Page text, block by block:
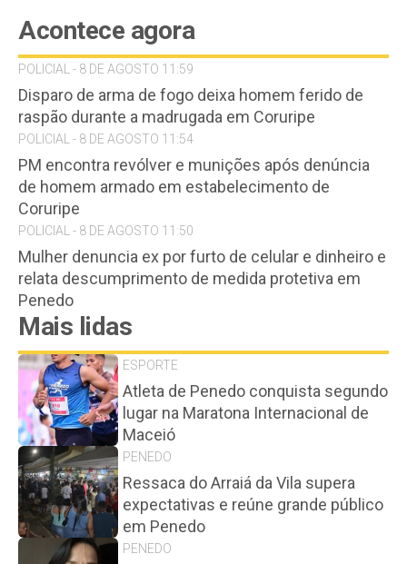
Acontece agora
POLICIAL - 8 DE AGOSTO 11:59
Disparo de arma de fogo deixa homem ferido de
raspão durante a madrugada em Coruripe
POLICIAL - 8 DE AGOSTO 11:54
PM encontra revólver e munições após denúncia
de homem armado em estabelecimento de
Coruripe
POLICIAL - 8 DE AGOSTO 11:50
Mulher denuncia ex por furto de celular e dinheiro e
relata descumprimento de medida protetiva em
Penedo
Mais lidas
ESPORTE
Atleta de Penedo conquista segundo
lugar na Maratona Internacional de
Maceió
PENEDO
Ressaca do Arraiá da Vila supera
expectativas e reúne grande público
em Penedo
PENEDO